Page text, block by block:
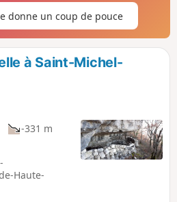
donne un coup de pouce
à Saint-Michel-
-331 m
Haute-